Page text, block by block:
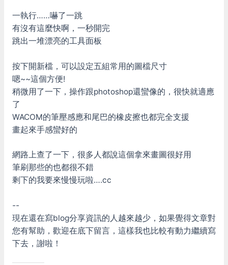
一執行……嚇了一跳
有沒有這麼快啊，一秒開完
跳出一堆漂亮的工具面板
按下開新檔，可以設定五組常用的圖檔尺寸
嗯~~這個方便!
稍微用了一下，操作跟photoshop還蠻像的，很快就適應
了
WACOM的筆壓感應和尾巴的橡皮擦也都完全支援
畫起來手感蠻好的
網路上查了一下，很多人都說這個拿來畫圖很好用
筆刷那些的也都很不錯
剩下的我要來慢慢玩啦….cc
--
現在還在寫blog分享資訊的人越來越少，如果覺得文章對
您有幫助，歡迎在底下留言，這樣我也比較有動力繼續寫
下去，謝啦！